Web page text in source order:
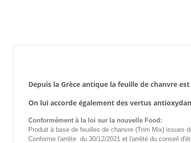
Depuis la Grèce antique la feuille de chanvre
On lui accorde également des vertus
Conformément à la loi sur la nouvelle Food:
Produit à base de feuilles de chanvre (Trim Mix) issues
Conforme l'arrête du 30/12/2021 et l'arrêté du conseil